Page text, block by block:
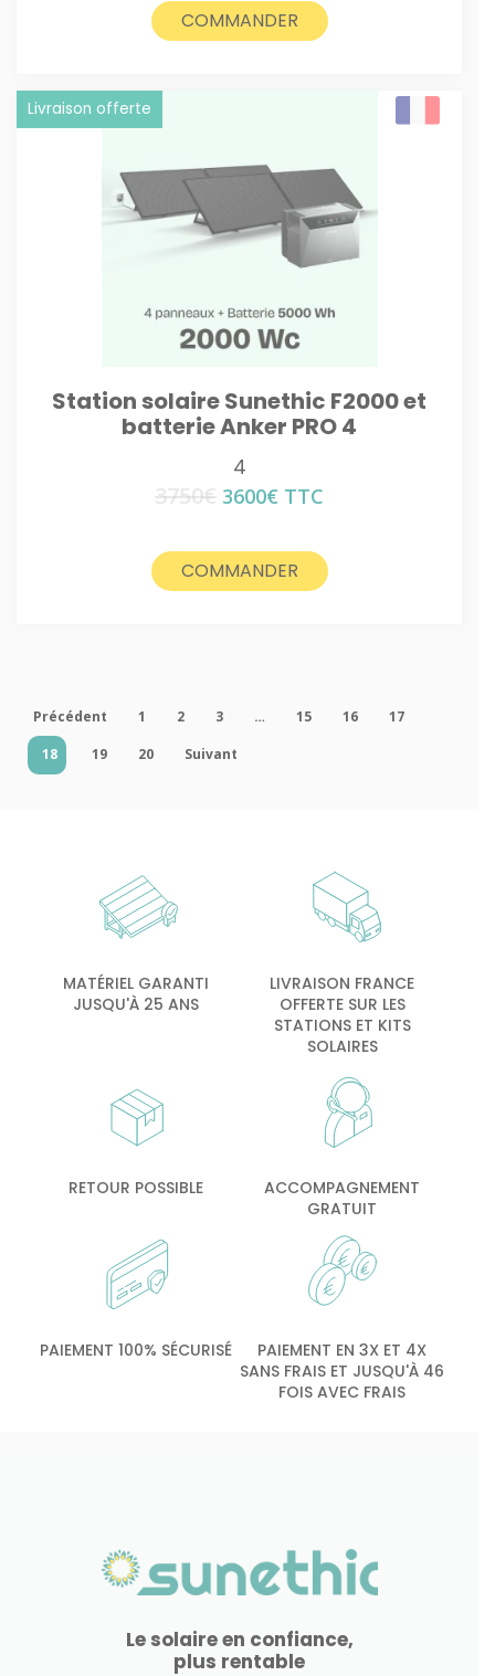
4245€.4095€.
COMMANDER
Station solaire Sunethic F2000 et
batterie Anker PRO 4
Livraison offerte
4
3750€ Le
était :
3750€.
3600€ Le
est :
3600€.
TTC
COMMANDER
Précédent 1 2 3 … 15 16
17
18
19 20 Suivant
MATÉRIEL GARANTI
JUSQU'À 25 ANS
LIVRAISON FRANCE
OFFERTE SUR LES
STATIONS ET KITS
SOLAIRES
RETOUR POSSIBLE
ACCOMPAGNEMENT
GRATUIT
PAIEMENT 100% SÉCURISÉ
PAIEMENT EN 3X ET 4X
SANS FRAIS ET JUSQU'À 46
FOIS AVEC FRAIS
Le solaire en confiance,
plus rentable